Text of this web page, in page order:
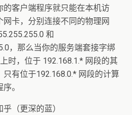
客户端程序就只能在本机访
卡，分别连接不同的物理网
和
，那么当你的服务端套接字绑
时，位于 192.168.1.* 网段的其
有位于192.168.0.* 网段的计算
。
（更深的蓝）